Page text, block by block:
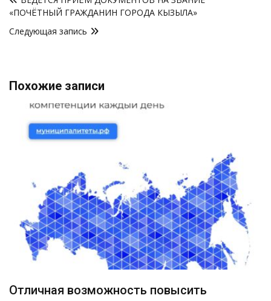
по
записям
«ПОЧЁТНЫЙ ГРАЖДАНИН ГОРОДА КЫЗЫЛА»
Следующая запись
Похожие записи
Отличная возможность повысить